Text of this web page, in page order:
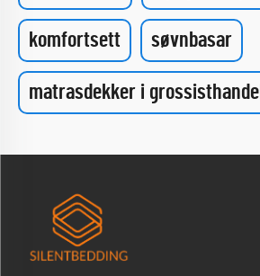
komfortsett søvnbasar
matrasdekker i grossisthandel